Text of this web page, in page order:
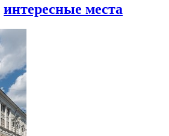
интересные места